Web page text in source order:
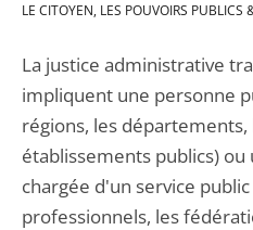
LE CITOYEN, LES POUVOIRS PUBLICS
La justice administrative
impliquent une personne
régions, les
établissements publics)
chargée d'un service
professionnels, les